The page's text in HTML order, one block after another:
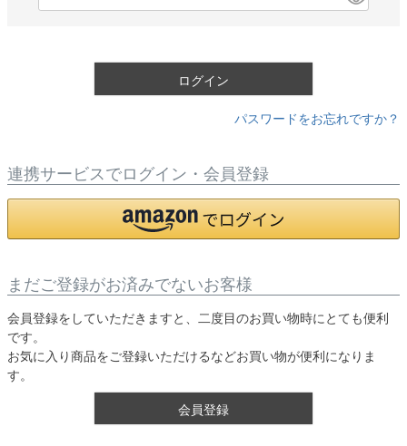
ログイン
パスワードをお忘れですか？
連携サービスでログイン・会員登録
まだご登録がお済みでないお客様
会員登録をしていただきますと、二度目のお買い物時にとても便利
です。
お気に入り商品をご登録いただけるなどお買い物が便利になりま
す。
会員登録